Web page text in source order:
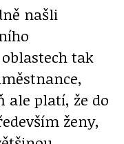
našli
tak
ale platí, že do
ženy,